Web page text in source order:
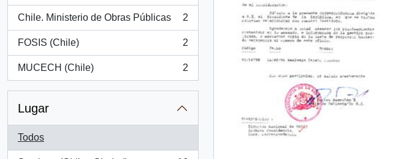
Chile. Ministerio de Obras Públicas
, 2 resultados
2
FOSIS (Chile)
, 2 resultados
2
MUCECH (Chile)
, 2 resultados
2
Lugar
Todos